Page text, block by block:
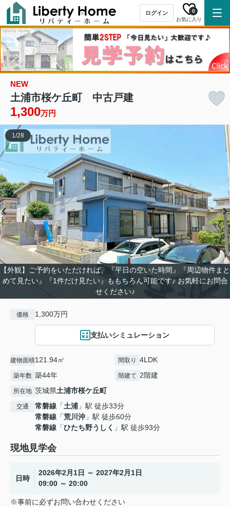
ログイン
お気に入り
0
NEW
土浦市桜ケ丘町 中古戸建
1,300万円
【外観】ご予約をいただければ、『平日の空いた時間』『周辺物件まと
めて見たい』『1件だけ見たい』ももちろん可能です♪ お気軽にお問合
せください♪
1 /28
価格 1,300万円
支払いシミュレーション
建物面積121.94㎡ 間取り 4LDK
築年数 築44年 階建て 2階建
所在地 茨城県土浦市桜ケ丘町
交通 常磐線 「土浦 」駅 徒歩33分
常磐線 「荒川沖 」駅 徒歩60分
常磐線 「ひたち野うしく 」駅 徒歩93分
現地見学会
日時
2026年2月1日 ～ 2027年2月1日
09:00 ～ 20:00
※事前に必ずお問い合わせください